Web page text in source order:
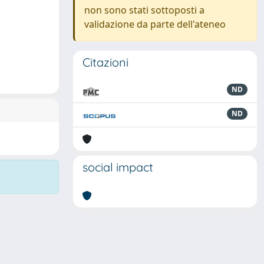
non sono stati sottoposti a
validazione da parte dell'ateneo
Citazioni
ND
ND
social impact